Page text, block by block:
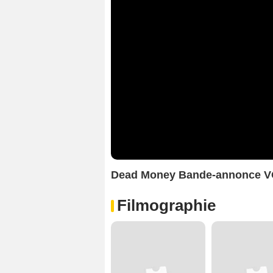
Dead Money Bande-annonce
Filmographie